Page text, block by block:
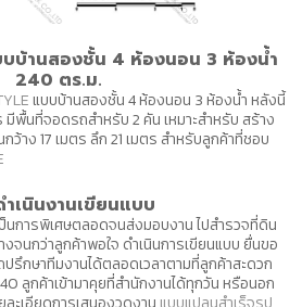
บบ้านสองชั้น 4 ห้องนอน 3 ห้องน้ำ
240 ตร.ม.
แบบบ้านสองชั้น 4 ห้องนอน 3 ห้องน้ำ หลังนี้
พื้นที่จอดรถสำหรับ 2 คัน เหมาะสำหรับ สร้าง
าง 17 เมตร ลึก 21 เมตร สำหรับลูกค้าที่ชอบ
ำเนินงานเขียนแบบ
นการพิเศษตลอดจนส่งมอบงาน ไปสำรวจที่ดิน
จนกว่าลูกค้าพอใจ ดำเนินการเขียนแบบ ยื่นขอ
รึกษาทีมงานได้ตลอดเวลาตามที่ลูกค้าสะดวก
ลูกค้าเข้ามาคุยที่สำนักงานได้ทุกวัน หรือนอก